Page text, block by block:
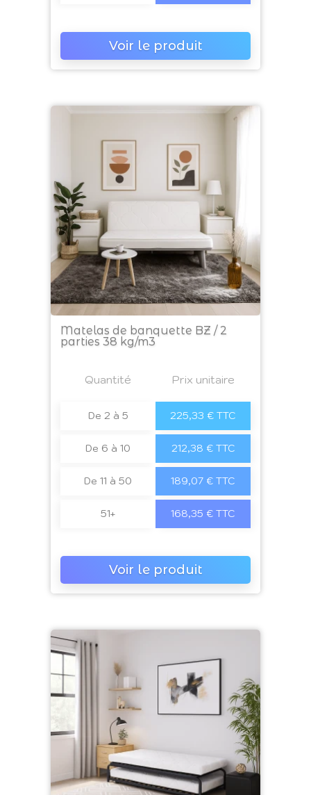
Voir le produit
Matelas de banquette BZ / 2
parties 38 kg/m3
Quantité Prix unitaire
De 2 à 5 225,33 € TTC
De 6 à 10 212,38 € TTC
De 11 à 50 189,07 € TTC
51+ 168,35 € TTC
Voir le produit